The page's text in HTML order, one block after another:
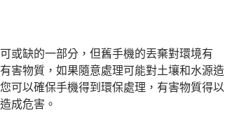
或缺的一部分，但舊手機的丟棄對環境有
害物質，如果隨意處理可能對土壤和水源造
可以確保手機得到環保處理，有害物質得以
成危害。